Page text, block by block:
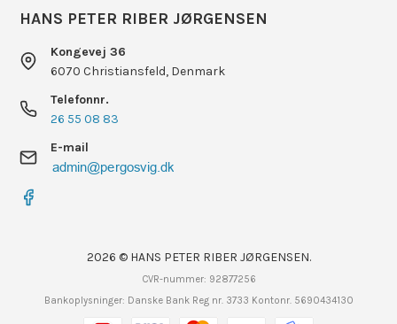
HANS PETER RIBER JØRGENSEN
Kongevej 36
6070 Christiansfeld, Denmark
Telefonnr.
26 55 08 83
E-mail
2026 © HANS PETER RIBER JØRGENSEN.
CVR-nummer: 92877256
Bankoplysninger: Danske Bank Reg nr. 3733 Kontonr. 5690434130